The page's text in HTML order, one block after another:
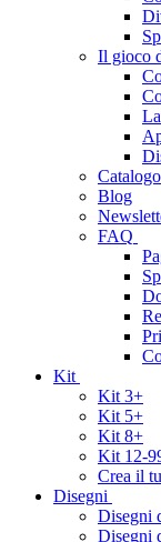
Il gioco
Catalogo
Blog
FAQ
Kit
Kit 3+
Kit 5+
Kit 8+
Kit 12-
Crea il
Disegni
Disegni
Disegni